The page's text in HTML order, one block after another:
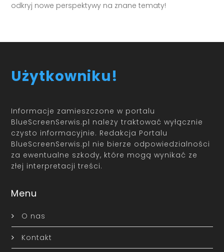
odkryj nowe perspektywy na znane tematy!
Użytkowniku!
Informacje zamieszczone w portalu
BlueScreenSerwis.pl należy traktować wyłącznie
czysto informacyjnie. Redakcja Portalu
BlueScreenSerwis.pl nie bierze odpowiedzialności
za ewentualne szkody, które mogą wynikać ze
złej interpretacji treści.
Menu
O nas
Kontakt